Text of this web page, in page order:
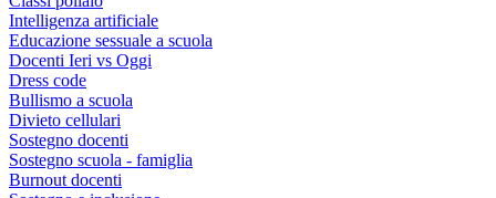
Intelligenza artificiale
Educazione sessuale a scuola
Docenti Ieri vs Oggi
Dress code
Bullismo a scuola
Divieto cellulari
Sostegno docenti
Sostegno scuola - famiglia
Burnout docenti